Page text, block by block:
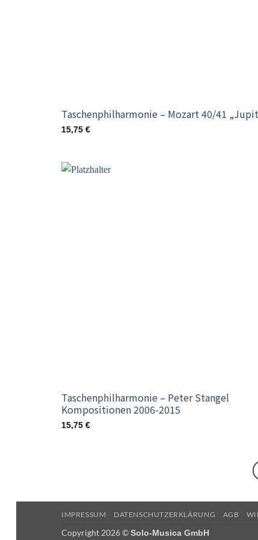
Taschenphilharmonie – Mozart 40/41
15,75 €
Taschenphilharmonie – Peter Stangel
Kompositionen 2006-2015
15,75 €
IMPRESSUM DATENSCHUTZERKLÄRUNG AGB
Copyright 2026 ©Solo-Musica GmbH